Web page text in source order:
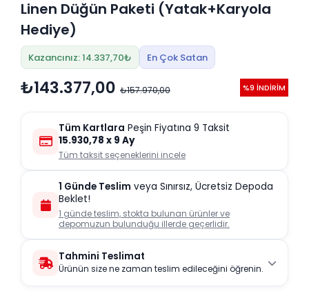
Linen Düğün Paketi (Yatak+Karyola
Hediye)
Kazancınız: 14.337,70₺ En Çok Satan
₺143.377,00 ₺157.970,00 %9 İNDİRİM
Tüm Kartlara Peşin Fiyatına 9 Taksit
15.930,78 x 9 Ay
Tüm taksit seçeneklerini incele
1 Günde Teslim veya Sınırsız, Ücretsiz Depoda
Beklet!
1 günde teslim, stokta bulunan ürünler ve
depomuzun bulunduğu illerde geçerlidir.
Tahmini Teslimat
Ürünün size ne zaman teslim edileceğini öğrenin.